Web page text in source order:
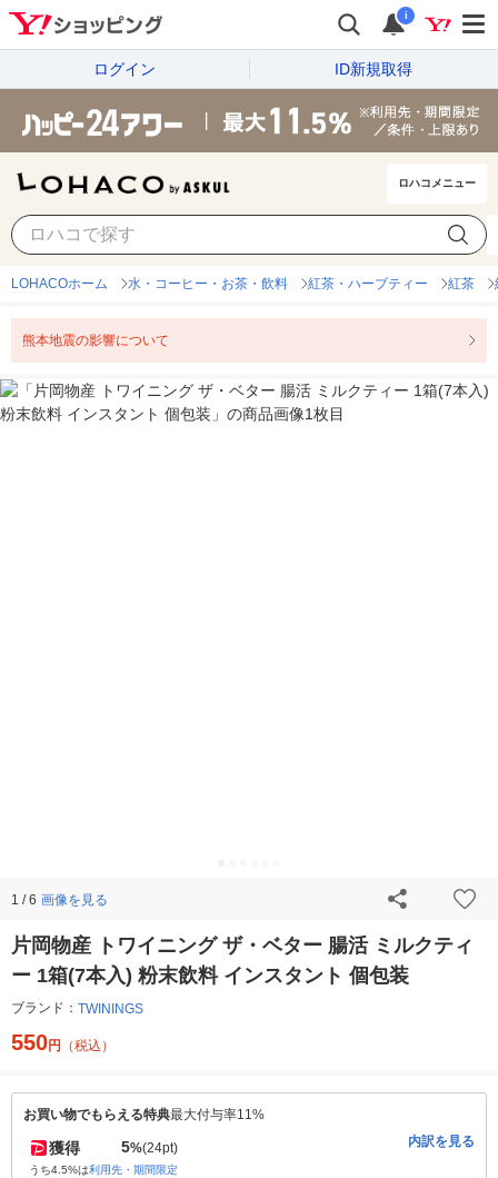
i
ログイン ID新規取得
ロハコメニュー
LOHACOホーム 水・コーヒー・お茶・飲料 紅茶・ハーブティー 紅茶
熊本地震の影響について
1 / 6 画像を見る
片岡物産 トワイニング ザ・ベター 腸活 ミルクティ
ー 1箱(7本入) 粉末飲料 インスタント 個包装
ブランド： TWININGS
550円 （税込）
お買い物でもらえる特典最大付与率11%
獲得 5%(24pt)
うち4.5%は利用先・期間限定
内訳を見る